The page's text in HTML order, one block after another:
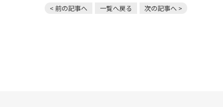
< 前の記事へ 一覧へ戻る 次の記事へ >